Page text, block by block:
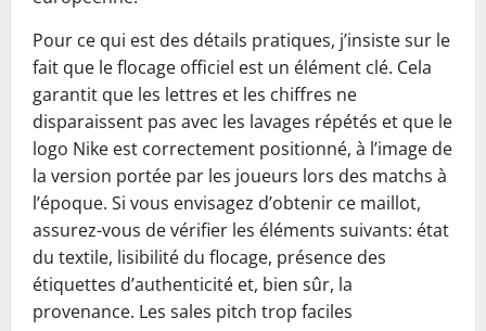
Pour ce qui est des détails pratiques, j’insiste sur le
fait que le flocage officiel est un élément clé. Cela
garantit que les lettres et les chiffres ne
disparaissent pas avec les lavages répétés et que le
logo Nike est correctement positionné, à l’image de
la version portée par les joueurs lors des matchs à
l’époque. Si vous envisagez d’obtenir ce maillot,
assurez-vous de vérifier les éléments suivants: état
du textile, lisibilité du flocage, présence des
étiquettes d’authenticité et, bien sûr, la
provenance. Les sales pitch trop faciles